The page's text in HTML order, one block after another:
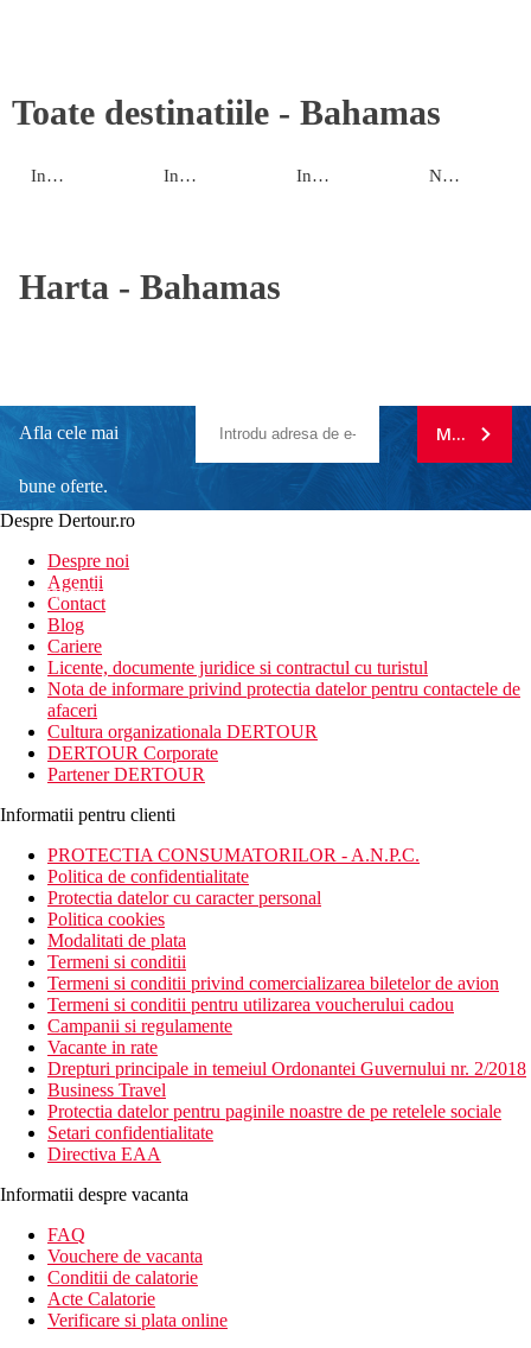
Toate destinatiile - Bahamas
Insula principala Insulele de Est Insulele de Nord New Providence
Harta - Bahamas
Afla cele mai
bune oferte.
newsletter!
MA
Despre Dertour.ro
Despre noi
Agentii
Contact
Blog
Cariere
Licente, documente juridice si contractul cu turistul
Nota de informare privind protectia datelor pentru contactele de
afaceri
Cultura organizationala DERTOUR
DERTOUR Corporate
Partener DERTOUR
Informatii pentru clienti
PROTECTIA CONSUMATORILOR - A.N.P.C.
Politica de confidentialitate
Protectia datelor cu caracter personal
Politica cookies
Modalitati de plata
Termeni si conditii
Termeni si conditii privind comercializarea biletelor de avion
Termeni si conditii pentru utilizarea voucherului cadou
Campanii si regulamente
Vacante in rate
Drepturi principale in temeiul Ordonantei Guvernului nr. 2/2018
Business Travel
Protectia datelor pentru paginile noastre de pe retelele sociale
Setari confidentialitate
Directiva EAA
Informatii despre vacanta
FAQ
Vouchere de vacanta
Conditii de calatorie
Acte Calatorie
Verificare si plata online